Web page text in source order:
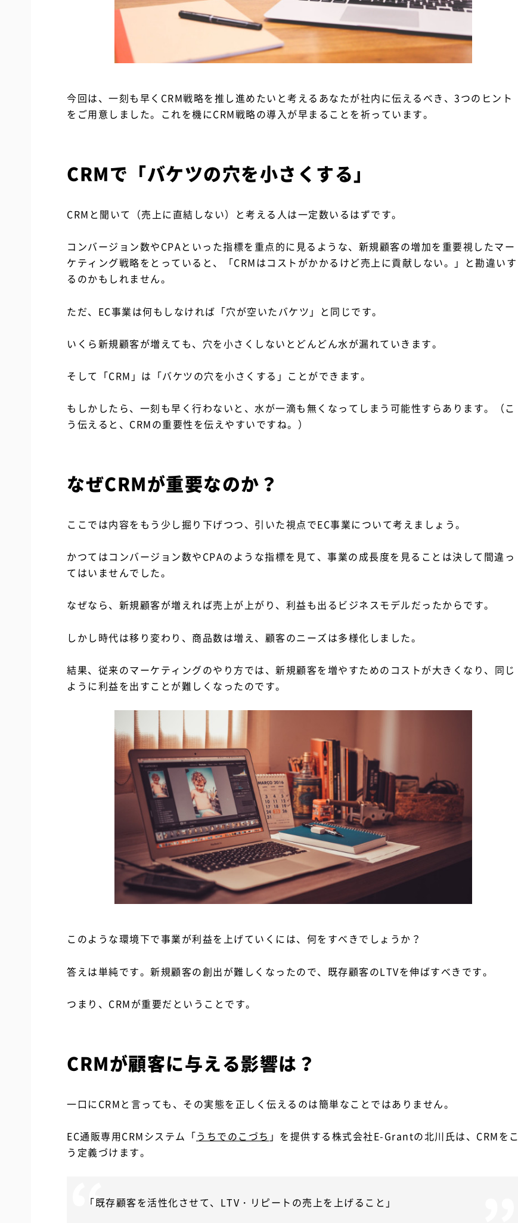
今回は、一刻も早くCRM戦略を推し進めたいと考えるあなたが社内に伝えるべき、3つのヒント
をご用意しました。これを機にCRM戦略の導入が早まることを祈っています。
CRMで「バケツの穴を小さくする」
CRMと聞いて（売上に直結しない）と考える人は一定数いるはずです。
コンバージョン数やCPAといった指標を重点的に見るような、新規顧客の増加を重要視したマー
ケティング戦略をとっていると、「CRMはコストがかかるけど売上に貢献しない。」と勘違いす
るのかもしれません。
ただ、EC事業は何もしなければ「穴が空いたバケツ」と同じです。
いくら新規顧客が増えても、穴を小さくしないとどんどん水が漏れていきます。
そして「CRM」は「バケツの穴を小さくする」ことができます。
もしかしたら、一刻も早く行わないと、水が一滴も無くなってしまう可能性すらあります。（こ
う伝えると、CRMの重要性を伝えやすいですね。）
なぜCRMが重要なのか？
ここでは内容をもう少し掘り下げつつ、引いた視点でEC事業について考えましょう。
かつてはコンバージョン数やCPAのような指標を見て、事業の成長度を見ることは決して間違っ
てはいませんでした。
なぜなら、新規顧客が増えれば売上が上がり、利益も出るビジネスモデルだったからです。
しかし時代は移り変わり、商品数は増え、顧客のニーズは多様化しました。
結果、従来のマーケティングのやり方では、新規顧客を増やすためのコストが大きくなり、同じ
ように利益を出すことが難しくなったのです。
このような環境下で事業が利益を上げていくには、何をすべきでしょうか？
答えは単純です。新規顧客の創出が難しくなったので、既存顧客のLTVを伸ばすべきです。
つまり、CRMが重要だということです。
CRMが顧客に与える影響は？
一口にCRMと言っても、その実態を正しく伝えるのは簡単なことではありません。
EC通販専用CRMシステム「うちでのこづち 」を提供する株式会社E-Grantの北川氏は、CRMをこ
う定義づけます。
「既存顧客を活性化させて、LTV・リピートの売上を上げること」